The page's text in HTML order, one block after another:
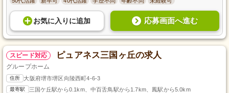
お気に入り に追加 応募画面へ進む
スピード対応 ピュアネス三国ヶ丘の求人
グループホーム
住所 大阪府堺市堺区向陵西町4-6-3
最寄駅 三国ケ丘駅から0.1km、中百舌鳥駅から1.7km、鳳駅から5.0km